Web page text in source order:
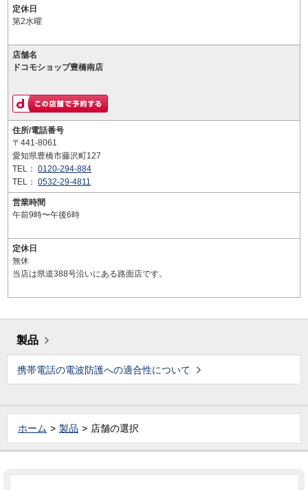
定休日
第2水曜
店舗名
ドコモショップ豊橋南店
住所/電話番号
〒441-8061
愛知県豊橋市藤沢町127
TEL： 0120-294-884
TEL： 0532-29-4811
営業時間
午前9時〜午後6時
定休日
無休
当店は県道388号沿いにある路面店です。
製品
携帯電話の電波防護への適合性について
ホーム 製品 店舗の選択